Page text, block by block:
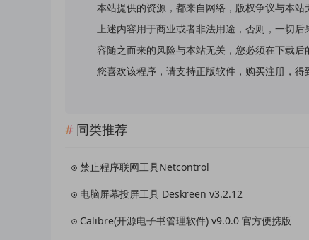
本站提供的资源，都来自网络，版权争议与本
上述内容用于商业或者非法用途，否则，一切
容随之而来的风险与本站无关，您必须在下载
您喜欢该程序，请支持正版软件，购买注册，
同类推荐
禁止程序联网工具Netcontrol
电脑屏幕投屏工具 Deskreen v3.2.12
Calibre(开源电子书管理软件) v9.0.0 官方便携版